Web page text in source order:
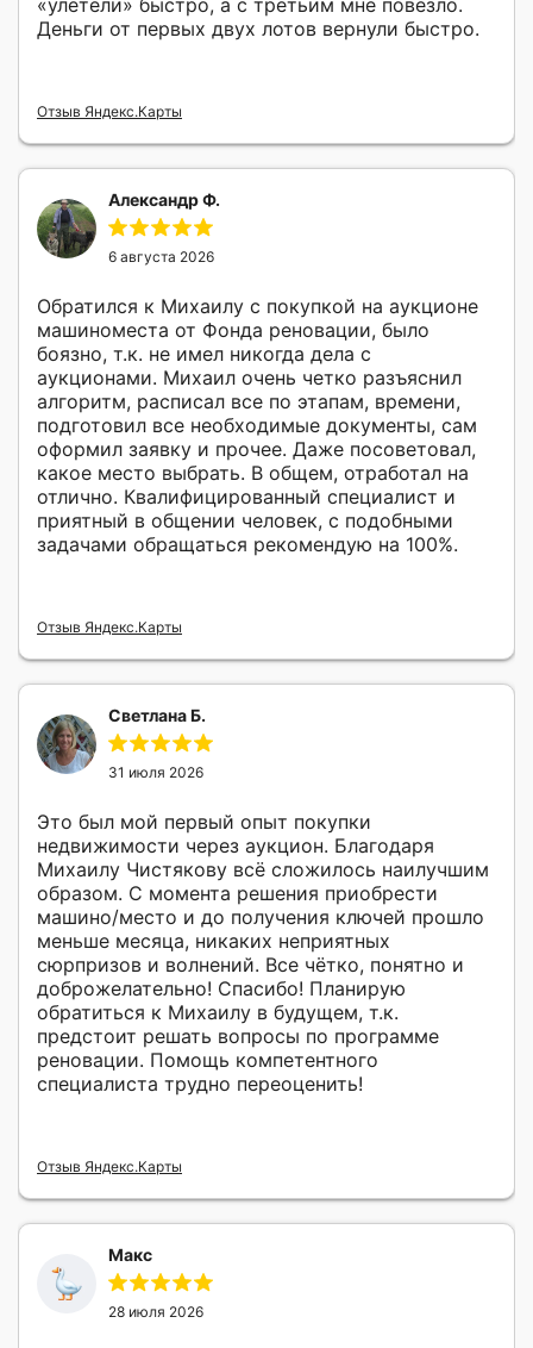
«улетели» быстро, а с третьим мне повезло.
Деньги от первых двух лотов вернули быстро.
Отзыв Яндекс.Карты
Александр Ф.
6 августа 2026
Обратился к Михаилу с покупкой на аукционе
машиноместа от Фонда реновации, было
боязно, т.к. не имел никогда дела с
аукционами. Михаил очень четко разъяснил
алгоритм, расписал все по этапам, времени,
подготовил все необходимые документы, сам
оформил заявку и прочее. Даже посоветовал,
какое место выбрать. В общем, отработал на
отлично. Квалифицированный специалист и
приятный в общении человек, с подобными
задачами обращаться рекомендую на 100%.
Отзыв Яндекс.Карты
Светлана Б.
31 июля 2026
Это был мой первый опыт покупки
недвижимости через аукцион. Благодаря
Михаилу Чистякову всё сложилось наилучшим
образом. С момента решения приобрести
машино/место и до получения ключей прошло
меньше месяца, никаких неприятных
сюрпризов и волнений. Все чётко, понятно и
доброжелательно! Спасибо! Планирую
обратиться к Михаилу в будущем, т.к.
предстоит решать вопросы по программе
реновации. Помощь компетентного
специалиста трудно переоценить!
Отзыв Яндекс.Карты
Макс
28 июля 2026